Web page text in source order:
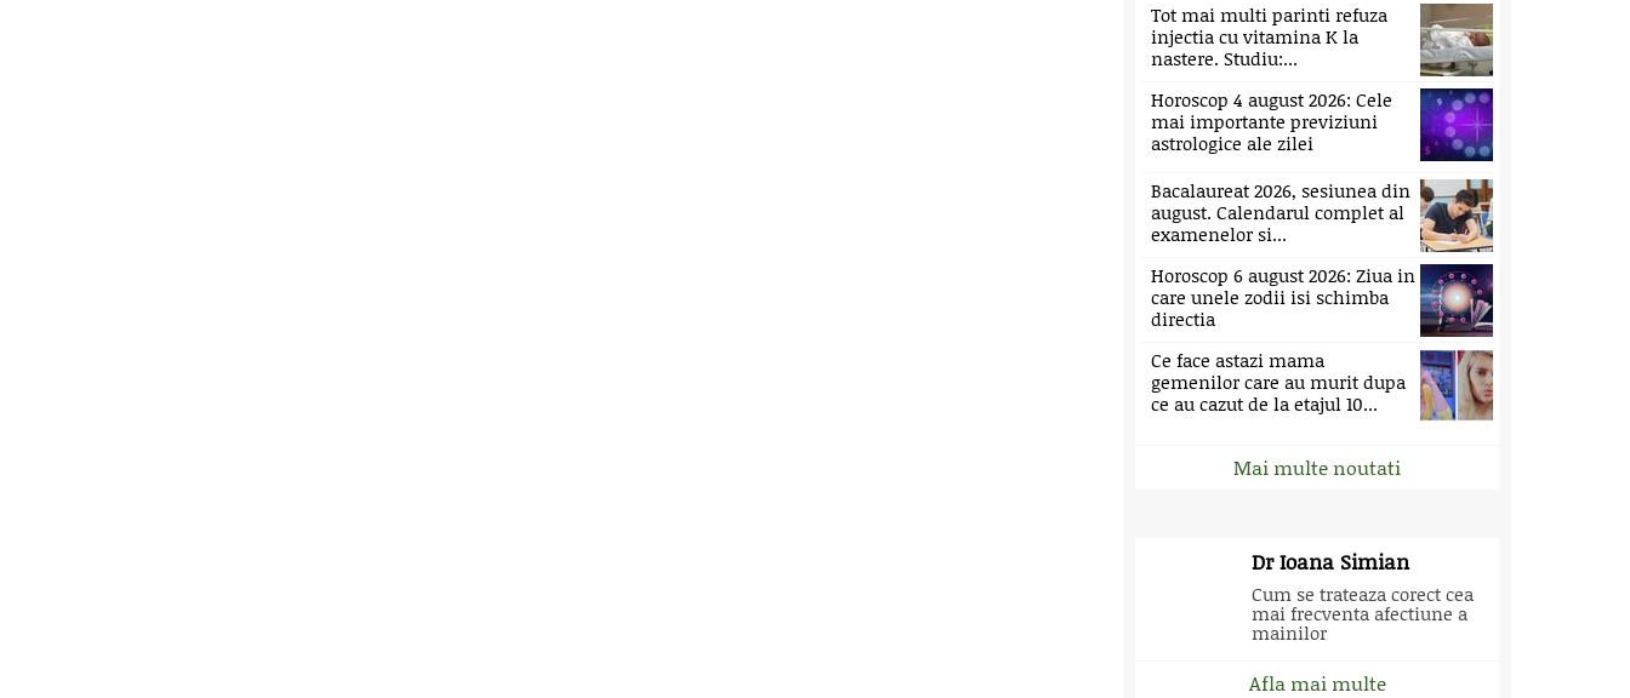
Tot mai multi parinti refuza
injectia cu vitamina K la
nastere. Studiu:...
Horoscop 4 august 2026: Cele
mai importante previziuni
astrologice ale zilei
Bacalaureat 2026, sesiunea din
august. Calendarul complet al
examenelor si...
Horoscop 6 august 2026: Ziua in
care unele zodii isi schimba
directia
Ce face astazi mama
gemenilor care au murit dupa
ce au cazut de la etajul 10...
Mai multe noutati
Dr Ioana Simian
Cum se trateaza corect cea
mai frecventa afectiune a
mainilor
Afla mai multe